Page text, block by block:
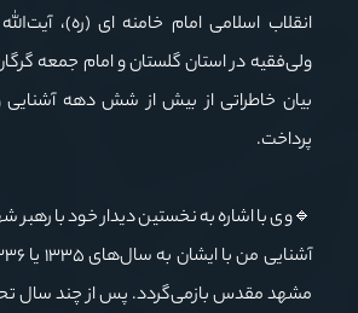
انقلاب اسلامی امام خامنه ای (ره)،
ولی‌فقیه در استان گلستان و امام جمعه
بیان خاطراتی از بیش از شش دهه آشنایی
پرداخت.
🔹وی با اشاره به نخستین دیدار خود با رهبر
مشهد مقدس بازمی‌گردد. پس از چند سال